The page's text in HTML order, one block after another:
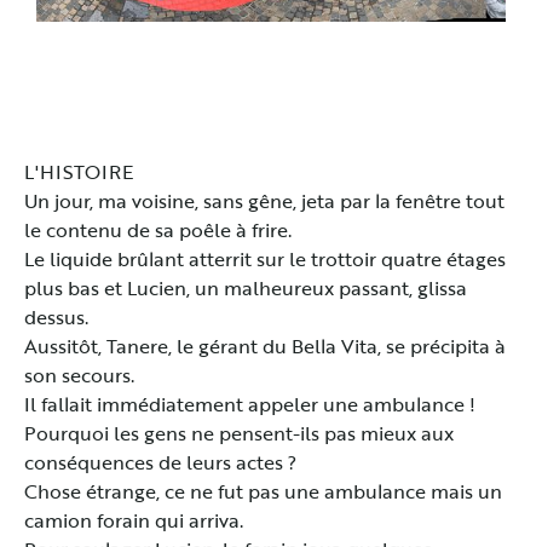
L'HISTOIRE
Un jour, ma voisine, sans gêne, jeta par la fenêtre tout
le contenu de sa poêle à frire.
Le liquide brûlant atterrit sur le trottoir quatre étages
plus bas et Lucien, un malheureux passant, glissa
dessus.
Aussitôt, Tanere, le gérant du Bella Vita, se précipita à
son secours.
Il fallait immédiatement appeler une ambulance !
Pourquoi les gens ne pensent-ils pas mieux aux
conséquences de leurs actes ?
Chose étrange, ce ne fut pas une ambulance mais un
camion forain qui arriva.